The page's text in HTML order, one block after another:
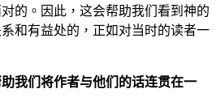
的。因此，这会帮助我们看到神的
和有益处的，正如对当时的读者一
我们将作者与他们的话连贯在一